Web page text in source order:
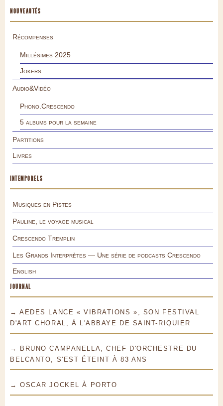
NOUVEAUTÉS
Récompenses
Millésimes 2025
Jokers
Audio&Vidéo
Phono.Crescendo
5 albums pour la semaine
Partitions
Livres
INTEMPORELS
Musiques en Pistes
Pauline, le voyage musical
Crescendo Tremplin
Les Grands Interprètes — Une série de podcasts Crescendo
English
JOURNAL
→ AEDES LANCE « VIBRATIONS », SON FESTIVAL
D'ART CHORAL, À L'ABBAYE DE SAINT-RIQUIER
→ BRUNO CAMPANELLA, CHEF D'ORCHESTRE DU
BELCANTO, S'EST ÉTEINT À 83 ANS
→ OSCAR JOCKEL À PORTO